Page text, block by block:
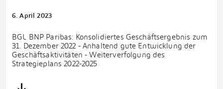
6. April 2023
BGL BNP Paribas: Konsolidiertes Geschäftsergebnis zum
31. Dezember 2022 - Anhaltend gute Entwicklung der
Geschäftsaktivitäten - Weiterverfolgung des
Strategieplans 2022-2025